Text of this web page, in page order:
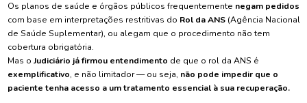
Os planos de saúde e órgãos públicos frequentemente negam pedidos
com base em interpretações restritivas do Rol da ANS(Agência Nacional
de Saúde Suplementar), ou alegam que o procedimento não tem
cobertura obrigatória.
Mas o Judiciário já firmou entendimento de que o rol da ANS é
exemplificativo, e não limitador — ou seja, não pode impedir que o
paciente tenha acesso a um tratamento essencial à sua recuperação.